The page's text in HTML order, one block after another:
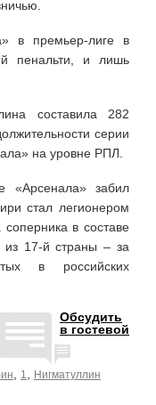
в премьер-лиге в
й пенальти, и лишь
составила 282
серии
на уровне РПЛ.
«Арсенала» забил
стал легионером
в составе
из 17-й страны – за
в российских
Обсудить
в гостевой
1 Нигматуллин